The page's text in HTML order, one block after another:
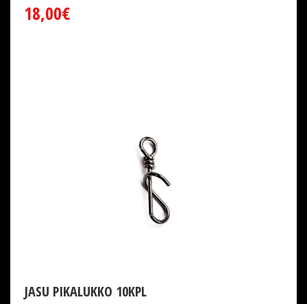
18,00€
JASU PIKALUKKO 10KPL